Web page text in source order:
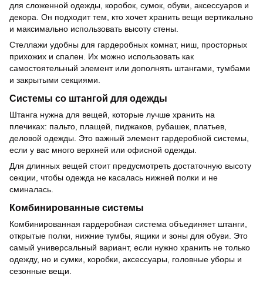
для сложенной одежды, коробок, сумок, обуви, аксессуаров и
декора. Он подходит тем, кто хочет хранить вещи вертикально
и максимально использовать высоту стены.
Стеллажи удобны для гардеробных комнат, ниш, просторных
прихожих и спален. Их можно использовать как
самостоятельный элемент или дополнять штангами, тумбами
и закрытыми секциями.
Системы со штангой для одежды
Штанга нужна для вещей, которые лучше хранить на
плечиках: пальто, плащей, пиджаков, рубашек, платьев,
деловой одежды. Это важный элемент гардеробной системы,
если у вас много верхней или офисной одежды.
Для длинных вещей стоит предусмотреть достаточную высоту
секции, чтобы одежда не касалась нижней полки и не
сминалась.
Комбинированные системы
Комбинированная гардеробная система объединяет штанги,
открытые полки, нижние тумбы, ящики и зоны для обуви. Это
самый универсальный вариант, если нужно хранить не только
одежду, но и сумки, коробки, аксессуары, головные уборы и
сезонные вещи.